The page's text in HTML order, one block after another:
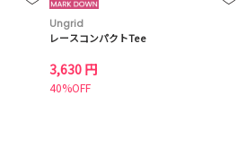
Ungrid
レースコンパクトTee
3,630 円
40%OFF